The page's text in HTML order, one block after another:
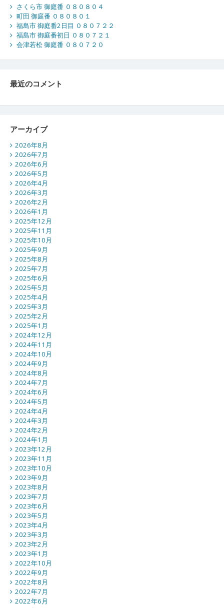
さくら市 御庭番 ０８０８０４
町田 御庭番 ０８０８０１
福島市 御庭番2日目 ０８０７２２
福島市 御庭番初日 ０８０７２１
会津若松 御庭番 ０８０７２０
最近のコメント
アーカイブ
2026年8月
2026年7月
2026年6月
2026年5月
2026年4月
2026年3月
2026年2月
2026年1月
2025年12月
2025年11月
2025年10月
2025年9月
2025年8月
2025年7月
2025年6月
2025年5月
2025年4月
2025年3月
2025年2月
2025年1月
2024年12月
2024年11月
2024年10月
2024年9月
2024年8月
2024年7月
2024年6月
2024年5月
2024年4月
2024年3月
2024年2月
2024年1月
2023年12月
2023年11月
2023年10月
2023年9月
2023年8月
2023年7月
2023年6月
2023年5月
2023年4月
2023年3月
2023年2月
2023年1月
2022年10月
2022年9月
2022年8月
2022年7月
2022年6月